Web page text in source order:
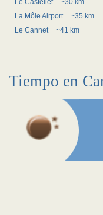
Le Castellet
~30 km
La Môle Airport
~35 km
Le Cannet
~41 km
Tiempo en